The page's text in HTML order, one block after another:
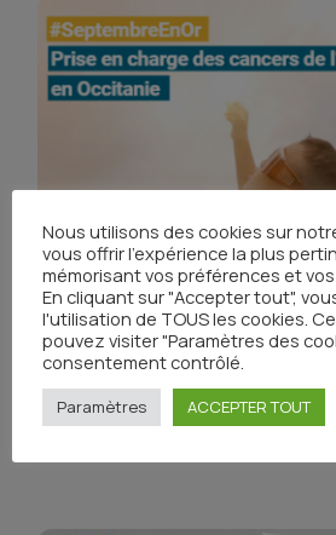
#SeptembreEnOr : prise en
atteints de cancer en Occitanie
Publié le 20 septembre 2023
Nous utilisons des cookies sur
vous offrir l'expérience la plus
mémorisant vos préférences et
En cliquant sur "Accepter tout",
l'utilisation de TOUS les cookies.
pouvez visiter "Paramètres des
consentement contrôlé.
Paramètres ACCEPTER TOUT